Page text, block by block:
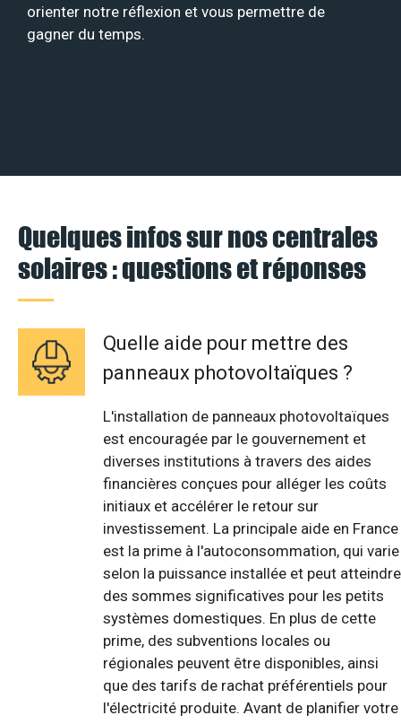
orienter notre réflexion et vous permettre de
gagner du temps.
Quelques infos sur nos centrales
solaires : questions et réponses
Quelle aide pour mettre des
panneaux photovoltaïques ?
L'installation de panneaux photovoltaïques
est encouragée par le gouvernement et
diverses institutions à travers des aides
financières conçues pour alléger les coûts
initiaux et accélérer le retour sur
investissement. La principale aide en France
est la prime à l'autoconsommation, qui varie
selon la puissance installée et peut atteindre
des sommes significatives pour les petits
systèmes domestiques. En plus de cette
prime, des subventions locales ou
régionales peuvent être disponibles, ainsi
que des tarifs de rachat préférentiels pour
l'électricité produite. Avant de planifier votre